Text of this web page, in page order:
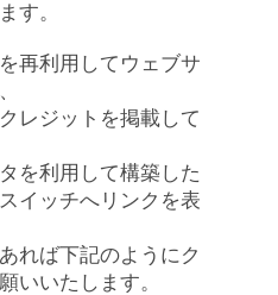
す。
再利用してウェブサ
レジットを掲載して
を利用して構築した
イッチへリンクを表
れば下記のようにク
いいたします。